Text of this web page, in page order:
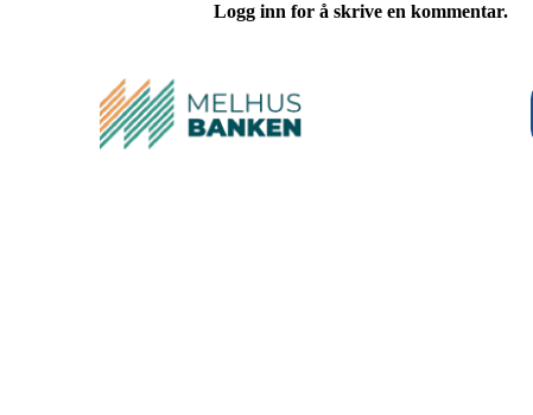
Logg inn for å skrive en kommentar.